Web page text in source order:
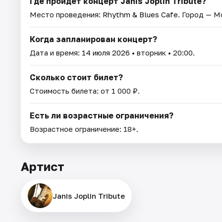
Место проведения: Rhythm & Blues Cafe. Город —
Когда запланирован концерт?
Дата и время: 14 июля 2026 • вторник • 20:00.
Сколько стоит билет?
Стоимость билета: от 1 000 ₽.
Есть ли возрастные ограничения?
Возрастное ограничение: 18+.
Артист
Janis Joplin Tribute